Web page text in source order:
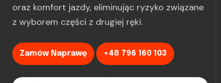
oraz komfort jazdy, eliminując ryzyko związane
z wyborem części z drugiej ręki.
Zamów Naprawę +48 796 160 103